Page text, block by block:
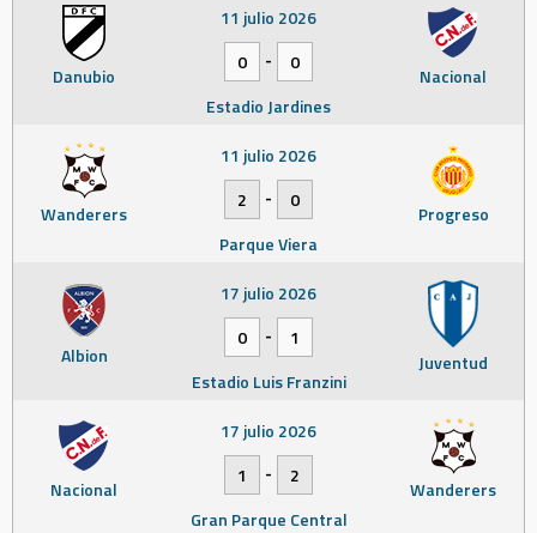
Danubio Nacional
11 julio 2026
0
-
0
Estadio Jardines
Wanderers Progreso
11 julio 2026
2
-
0
Parque Viera
Albion Juventud
17 julio 2026
0
-
1
Estadio Luis Franzini
Nacional Wanderers
17 julio 2026
1
-
2
Gran Parque Central